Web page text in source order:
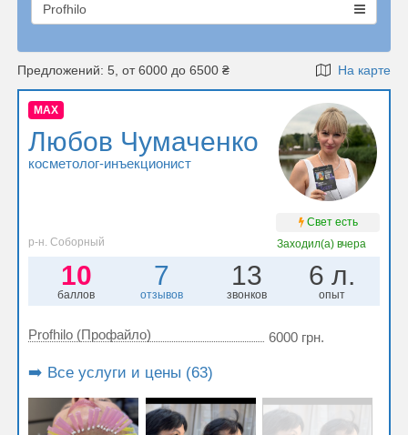
Profhilo
Предложений: 5, от 6000 до 6500 ₴ На карте
MAX
Любов Чумаченко
косметолог-инъекционист
Свет есть
р-н. Соборный
Заходил(а) вчера
10
баллов
7
отзывов
13
звонков
6 л.
опыт
Profhilo (Профайло) 6000 грн.
➡️ Все услуги и цены (63)